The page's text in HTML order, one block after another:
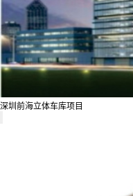
深圳前海立体车库项目